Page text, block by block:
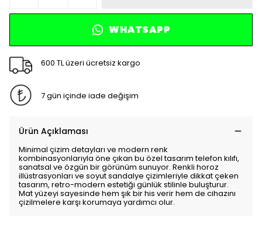
WHATSAPP
600 TL üzeri ücretsiz kargo
7 gün içinde iade değişim
Ürün Açıklaması
Minimal çizim detayları ve modern renk
kombinasyonlarıyla öne çıkan bu özel tasarım telefon kılıfı,
sanatsal ve özgün bir görünüm sunuyor. Renkli horoz
illüstrasyonları ve soyut sandalye çizimleriyle dikkat çeken
tasarım, retro-modern estetiği günlük stilinle buluşturur.
Mat yüzeyi sayesinde hem şık bir his verir hem de cihazını
çizilmelere karşı korumaya yardımcı olur.